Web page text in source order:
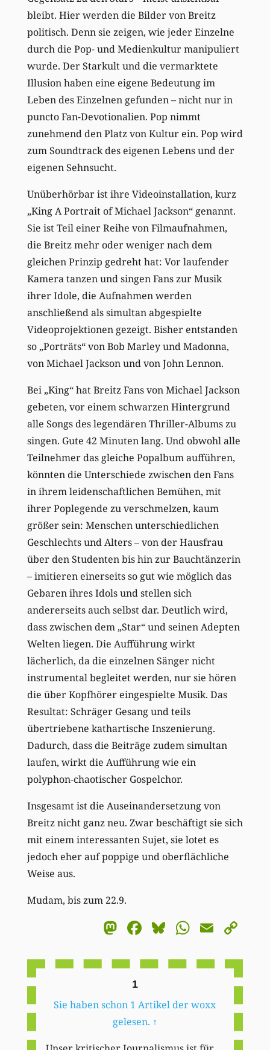
bleibt. Hier werden die Bilder von Breitz
politisch. Denn sie zeigen, wie jeder Einzelne
durch die Pop- und Medienkultur manipuliert
wurde. Der Starkult und die vermarktete
Illusion haben eine eigene Bedeutung im
Leben des Einzelnen gefunden – nicht nur in
puncto Fan-Devotionalien. Pop nimmt
zunehmend den Platz von Kultur ein. Pop wird
zum Soundtrack des eigenen Lebens und der
eigenen Sehnsucht.
Unüberhörbar ist ihre Videoinstallation, kurz
„King A Portrait of Michael Jackson“ genannt.
Sie ist Teil einer Reihe von Filmaufnahmen,
die Breitz mehr oder weniger nach dem
gleichen Prinzip gedreht hat: Vor laufender
Kamera tanzen und singen Fans zur Musik
ihrer Idole, die Aufnahmen werden
anschließend als simultan abgespielte
Videoprojektionen gezeigt. Bisher entstanden
so „Porträts“ von Bob Marley und Madonna,
von Michael Jackson und von John Lennon.
Bei „King“ hat Breitz Fans von Michael Jackson
gebeten, vor einem schwarzen Hintergrund
alle Songs des legendären Thriller-Albums zu
singen. Gute 42 Minuten lang. Und obwohl alle
Teilnehmer das gleiche Popalbum aufführen,
könnten die Unterschiede zwischen den Fans
in ihrem leidenschaftlichen Bemühen, mit
ihrer Poplegende zu verschmelzen, kaum
größer sein: Menschen unterschiedlichen
Geschlechts und Alters – von der Hausfrau
über den Studenten bis hin zur Bauchtänzerin
– imitieren einerseits so gut wie möglich das
Gebaren ihres Idols und stellen sich
andererseits auch selbst dar. Deutlich wird,
dass zwischen dem „Star“ und seinen Adepten
Welten liegen. Die Aufführung wirkt
lächerlich, da die einzelnen Sänger nicht
instrumental begleitet werden, nur sie hören
die über Kopfhörer eingespielte Musik. Das
Resultat: Schräger Gesang und teils
übertriebene kathartische Inszenierung.
Dadurch, dass die Beiträge zudem simultan
laufen, wirkt die Aufführung wie ein
polyphon-chaotischer Gospelchor.
Insgesamt ist die Auseinandersetzung von
Breitz nicht ganz neu. Zwar beschäftigt sie sich
mit einem interessanten Sujet, sie lotet es
jedoch eher auf poppige und oberflächliche
Weise aus.
Mudam, bis zum 22.9.
Mastodon
Facebook
BlueskyEmail
1
Sie haben schon 1 Artikel der woxx
gelesen. ↑